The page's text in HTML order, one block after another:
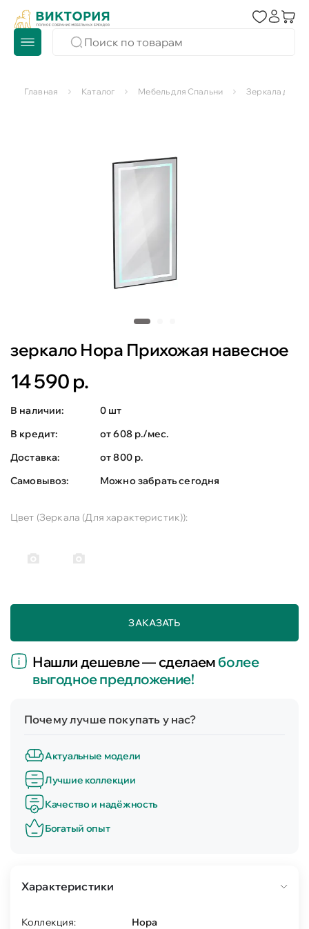
Главная Каталог Мебель для Спальни Зеркала для
зеркало Нора Прихожая навесное
14 590 р.
В наличии:
0 шт
В кредит:
от 608 р./мес.
Доставка:
от 800 р.
Самовывоз:
Можно забрать сегодня
Цвет (Зеркала (Для характеристик)):
ЗАКАЗАТЬ
Нашли дешевле — сделаемболее
выгодное предложение!
Почему лучше покупать у нас?
Актуальные модели
Лучшие коллекции
Качество и надёжность
Богатый опыт
Характеристики
Коллекция:
Нора